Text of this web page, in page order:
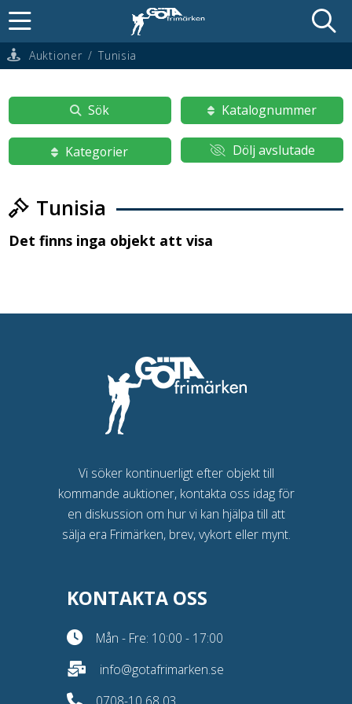
Auktioner / Tunisia
Sök Katalognummer
Kategorier Dölj avslutade
Tunisia
Det finns inga objekt att visa
Vi söker kontinuerligt efter objekt till
kommande auktioner, kontakta oss idag för
en diskussion om hur vi kan hjälpa till att
sälja era Frimärken, brev, vykort eller mynt.
KONTAKTA OSS
Mån - Fre: 10:00 - 17:00
info@gotafrimarken.se